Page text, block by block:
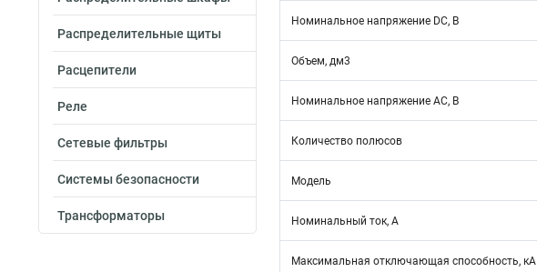
Распределительные щиты
Расцепители
Реле
Сетевые фильтры
Системы безопасности
Трансформаторы
Номинальное напряжение DC, В
Объем, дм3
Номинальное напряжение АС, В
Количество полюсов
Модель
Номинальный ток, А
Максимальная отключающая способность, кА